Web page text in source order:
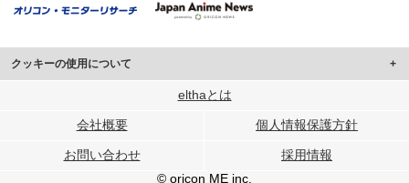
クッキーの使用について
このサイトでは Cookie を使用して、ユーザーに合わせたコンテンツや広告の
行っています。
メディアや広告配信、データ解析の各パートナーに提供しています。
各パートナーは、この情報とユーザーが各パートナーに提供した他の情報や、
elthaとは
会社概要 個人情報保護方針
お問い合わせ
採用情報
© oricon ME inc.